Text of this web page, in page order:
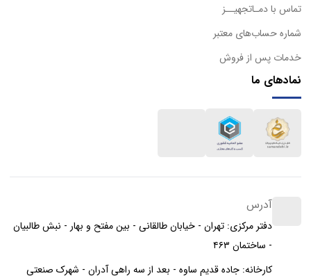
تماس با دمـاتجهیــز
شماره حساب‌های معتبر
خدمات پس از فروش
نمادهای ما
آدرس
دفتر مرکزی: تهران - خیابان طالقانی - بین مفتح و بهار - نبش طالبیان
- ساختمان ۴۶۳
کارخانه: جاده قدیم ساوه - بعد از سه راهی آدران - شهرک صنعتی